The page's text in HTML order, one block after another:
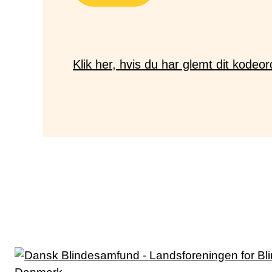
Klik her, hvis du har glemt dit